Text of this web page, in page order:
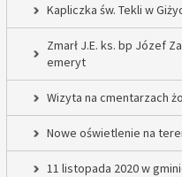
Kapliczka św. Tekli w
Zmarł J.E. ks. bp Józef
emeryt
Wizyta na cmentarzach
Nowe oświetlenie na
11 listopada 2020 w